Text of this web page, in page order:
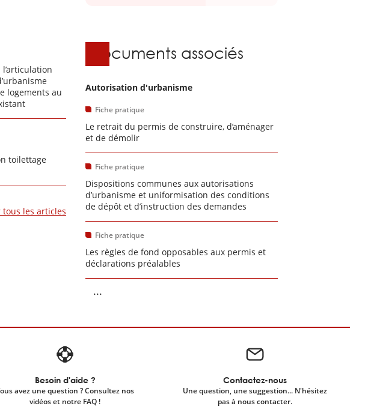
logements au
toilettage
tous les articles
Documents associés
Autorisation d'urbanisme
Fiche pratique
Le retrait du permis de construire, d’aménager
et de démolir
Fiche pratique
Dispositions communes aux autorisations
d’urbanisme et uniformisation des conditions
de dépôt et d’instruction des demandes
Fiche pratique
Les règles de fond opposables aux permis et
déclarations préalables
...
Besoin d'aide ?
avez une question ? Consultez nos
vidéos et notre FAQ !
Contactez-nous
Une question, une suggestion... N'hésitez
pas à nous contacter.